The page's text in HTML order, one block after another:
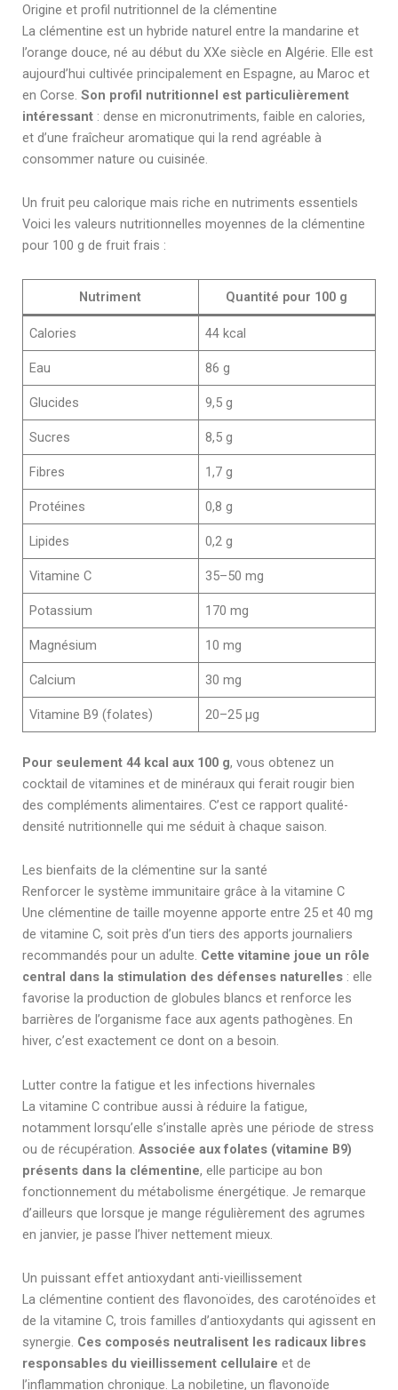
Origine et profil nutritionnel de la clémentine
La clémentine est un hybride naturel entre la mandarine et
l’orange douce, né au début du XXe siècle en Algérie. Elle est
aujourd’hui cultivée principalement en Espagne, au Maroc et
en Corse. Son profil nutritionnel est particulièrement
intéressant: dense en micronutriments, faible en calories,
et d’une fraîcheur aromatique qui la rend agréable à
consommer nature ou cuisinée.
Un fruit peu calorique mais riche en nutriments essentiels
Voici les valeurs nutritionnelles moyennes de la clémentine
pour 100 g de fruit frais :
Nutriment Quantité pour 100 g
Calories 44 kcal
Eau 86 g
Glucides 9,5 g
Sucres 8,5 g
Fibres 1,7 g
Protéines 0,8 g
Lipides 0,2 g
Vitamine C 35–50 mg
Potassium 170 mg
Magnésium 10 mg
Calcium 30 mg
Vitamine B9 (folates) 20–25 µg
Pour seulement 44 kcal aux 100 g, vous obtenez un
cocktail de vitamines et de minéraux qui ferait rougir bien
des compléments alimentaires. C’est ce rapport qualité-
densité nutritionnelle qui me séduit à chaque saison.
Les bienfaits de la clémentine sur la santé
Renforcer le système immunitaire grâce à la vitamine C
Une clémentine de taille moyenne apporte entre 25 et 40 mg
de vitamine C, soit près d’un tiers des apports journaliers
recommandés pour un adulte. Cette vitamine joue un rôle
central dans la stimulation des défenses naturelles: elle
favorise la production de globules blancs et renforce les
barrières de l’organisme face aux agents pathogènes. En
hiver, c’est exactement ce dont on a besoin.
Lutter contre la fatigue et les infections hivernales
La vitamine C contribue aussi à réduire la fatigue,
notamment lorsqu’elle s’installe après une période de stress
ou de récupération. Associée aux folates (vitamine B9)
présents dans la clémentine, elle participe au bon
fonctionnement du métabolisme énergétique. Je remarque
d’ailleurs que lorsque je mange régulièrement des agrumes
en janvier, je passe l’hiver nettement mieux.
Un puissant effet antioxydant anti-vieillissement
La clémentine contient des flavonoïdes, des caroténoïdes et
de la vitamine C, trois familles d’antioxydants qui agissent en
synergie. Ces composés neutralisent les radicaux libres
responsables du vieillissement cellulaire et de
l’inflammation chronique. La nobiletine, un flavonoïde